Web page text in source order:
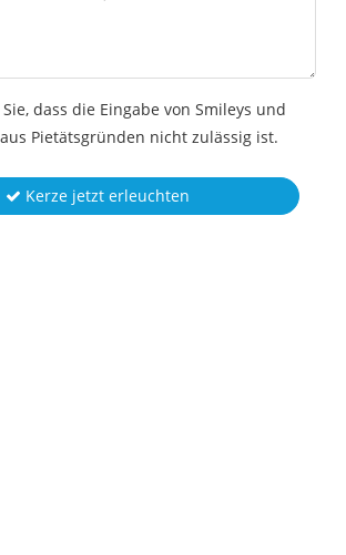
dass die Eingabe von Smileys und
Pietätsgründen nicht zulässig ist.
Kerze jetzt erleuchten